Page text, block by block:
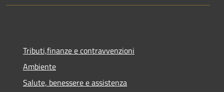
Tributi,finanze e contravvenzioni
Ambiente
Salute, benessere e assistenza